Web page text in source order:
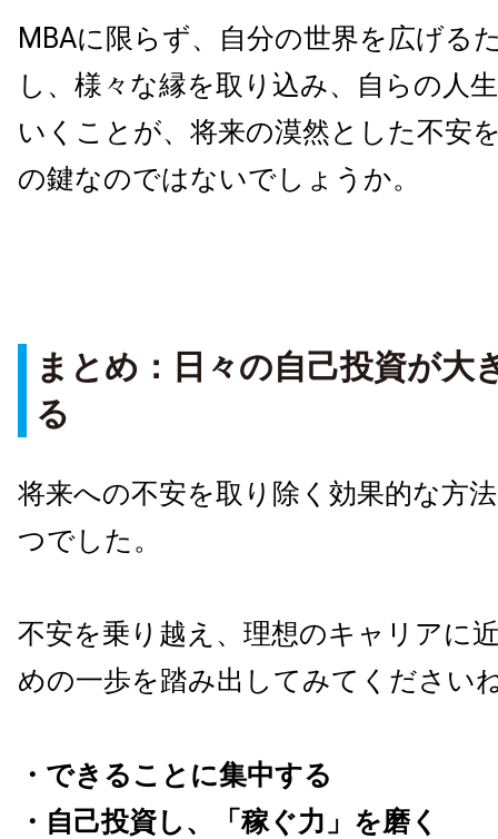
MBAに限らず、自分の世界を広げる
し、様々な縁を取り込み、自らの人
いくことが、将来の漠然とした不安
の鍵なのではないでしょうか。
まとめ：日々の自己投資が大
る
将来への不安を取り除く効果的な方
つでした。
不安を乗り越え、理想のキャリアに
めの一歩を踏み出してみてください
・できることに集中する
・自己投資し、「稼ぐ力」を磨く